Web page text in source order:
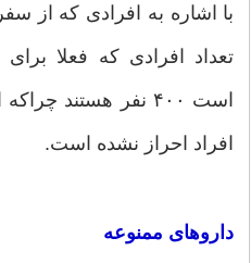
با اشاره به افرادی که از
تعداد افرادی که فعلا
است ۴۰۰ نفر هستند
افراد احراز نشده است.
داروهای ممنوعه